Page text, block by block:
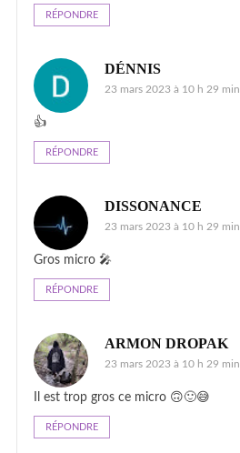
RÉPONDRE
DÉNNIS
23 mars 2023 à 10 h 29 min
👍
RÉPONDRE
DISSONANCE
23 mars 2023 à 10 h 29 min
Gros micro 🎤
RÉPONDRE
ARMON DROPAK
23 mars 2023 à 10 h 29 min
Il est trop gros ce micro 🙃🙂😅
RÉPONDRE